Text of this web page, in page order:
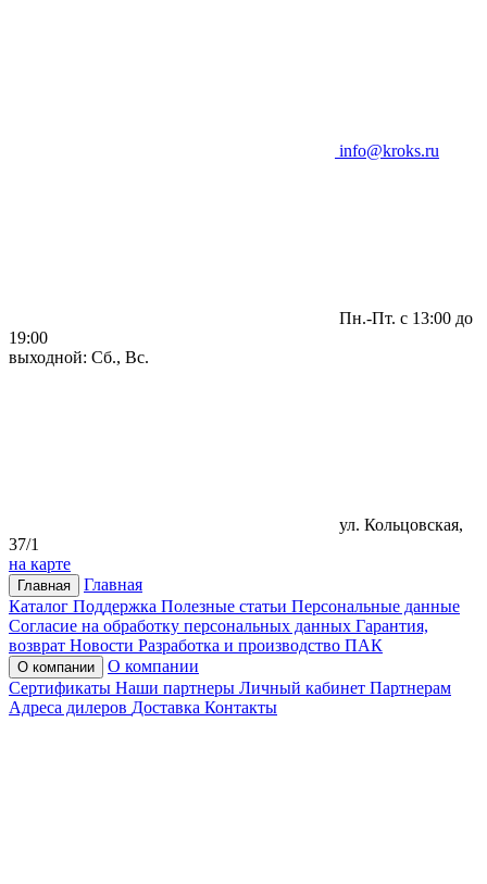
info@kroks.ru
Пн.-Пт. с 13:00 до
19:00
выходной: Сб., Вс.
ул. Кольцовская,
37/1
на карте
Главная
Главная
Каталог Поддержка Полезные статьи Персональные данные
Согласие на обработку персональных данных Гарантия,
возврат Новости Разработка и производство ПАК
О компании
О компании
Сертификаты Наши партнеры Личный кабинет Партнерам
Адреса дилеров Доставка Контакты